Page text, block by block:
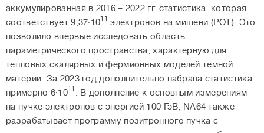
аккумулированная в 2016 – 2022 гг. статистика, которая
соответствует 9,37∙1011
электронов на мишени (РOT). Это
позволило впервые исследовать область
параметрического пространства, характерную для
тепловых скалярных и фермионных моделей темной
материи. За 2023 год дополнительно набрана статистика
примерно 6∙1011 . В дополнение к основным измерениям
на пучке электронов с энергией 100 ГэВ, NA64 также
разрабатывает программу позитронного пучка с